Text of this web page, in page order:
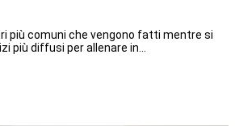
più comuni che vengono fatti mentre si
più diffusi per allenare in…